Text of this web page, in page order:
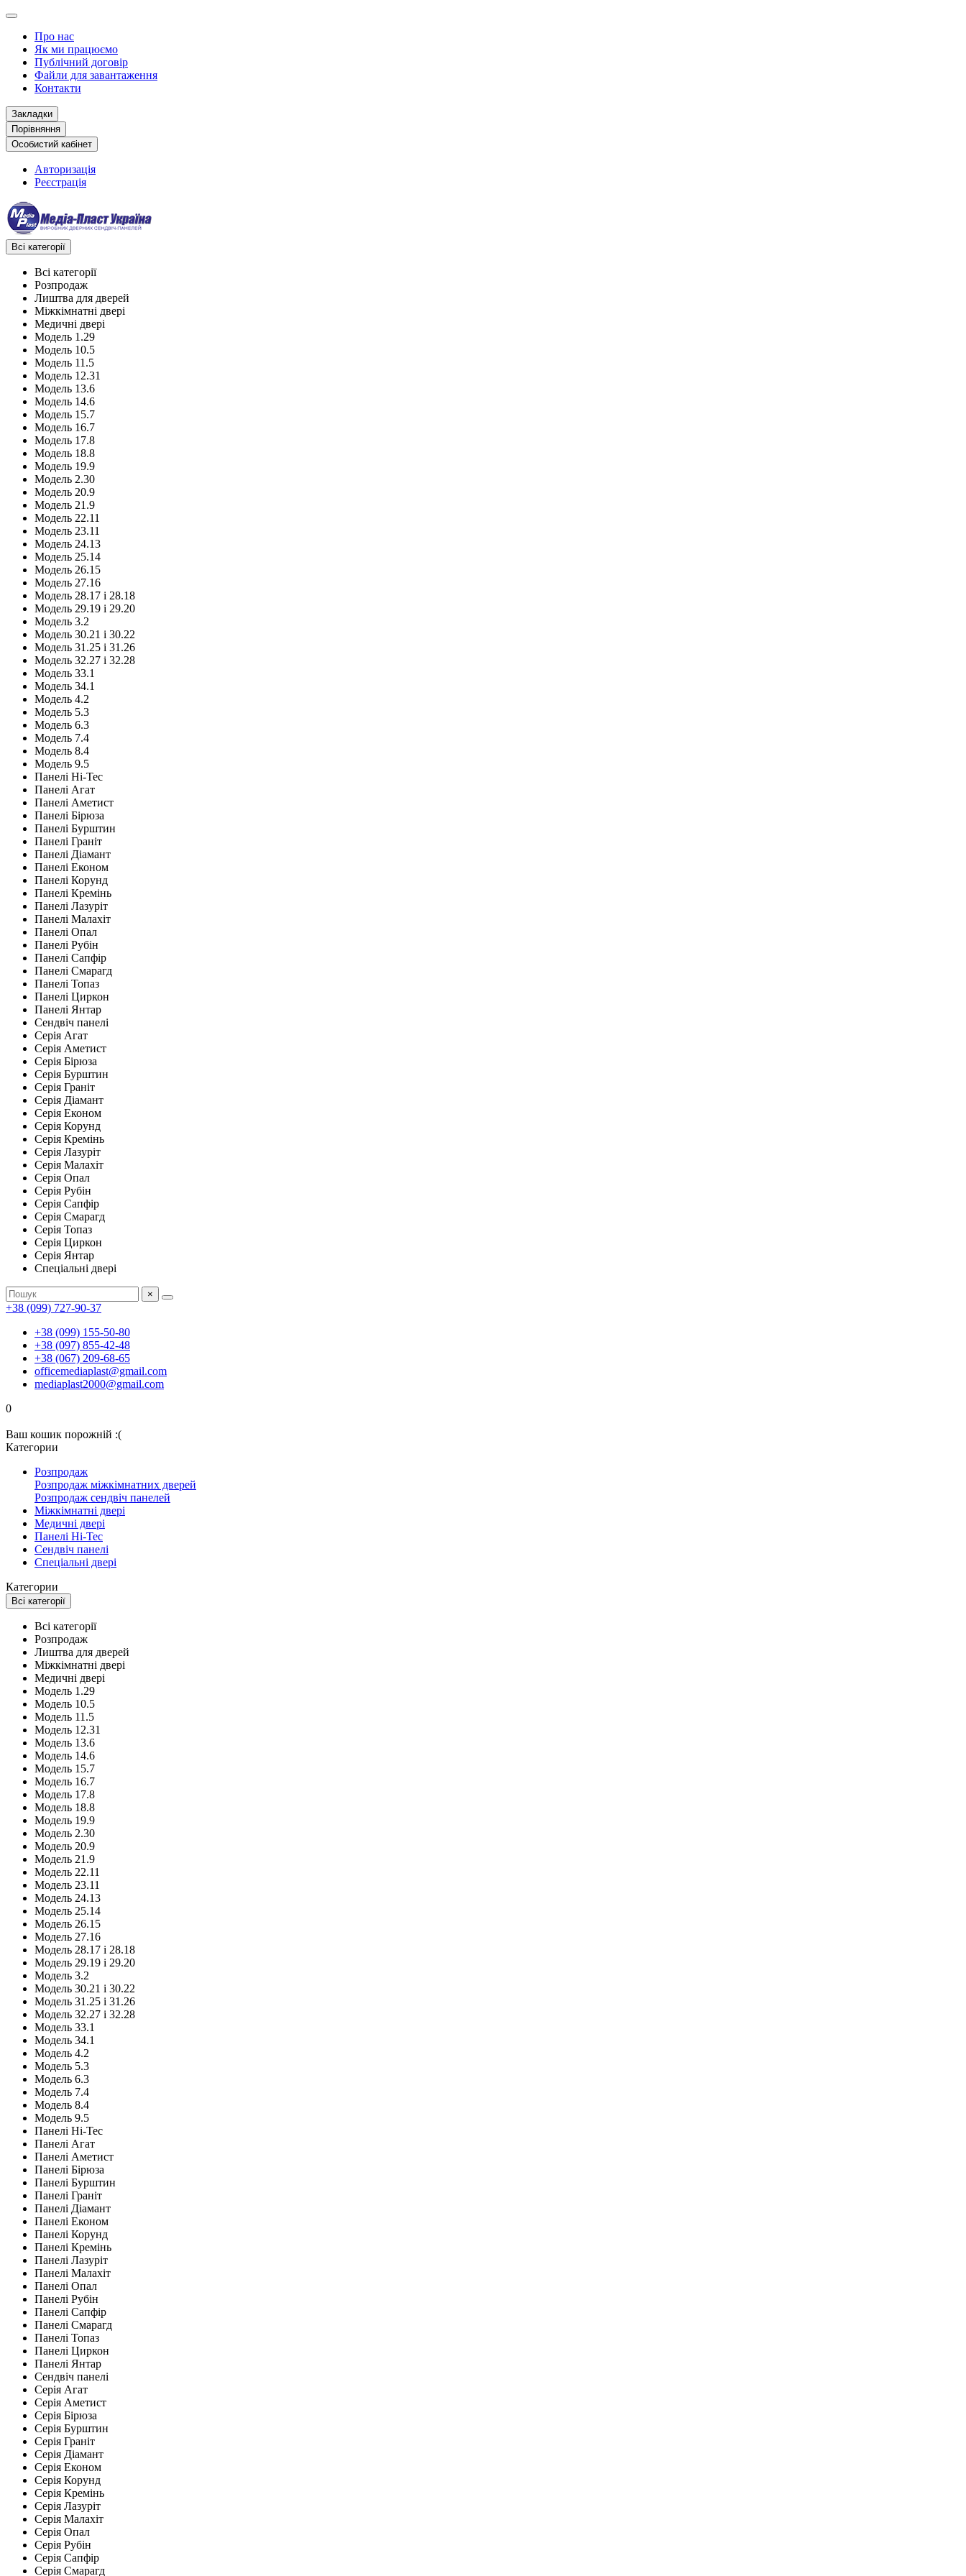
Про нас
Як ми працюємо
Публічний договір
Файли для завантаження
Контакти
Закладки
Порівняння
Особистий кабінет
Авторизація
Реєстрація
Всі категорії
Всі категорії
Розпродаж
Лиштва для дверей
Міжкімнатні двері
Медичні двері
Модель 1.29
Модель 10.5
Модель 11.5
Модель 12.31
Модель 13.6
Модель 14.6
Модель 15.7
Модель 16.7
Модель 17.8
Модель 18.8
Модель 19.9
Модель 2.30
Модель 20.9
Модель 21.9
Модель 22.11
Модель 23.11
Модель 24.13
Модель 25.14
Модель 26.15
Модель 27.16
Модель 28.17 і 28.18
Модель 29.19 і 29.20
Модель 3.2
Модель 30.21 і 30.22
Модель 31.25 і 31.26
Модель 32.27 і 32.28
Модель 33.1
Модель 34.1
Модель 4.2
Модель 5.3
Модель 6.3
Модель 7.4
Модель 8.4
Модель 9.5
Панелі Hi-Tec
Панелі Агат
Панелі Аметист
Панелі Бірюза
Панелі Бурштин
Панелі Граніт
Панелі Діамант
Панелі Економ
Панелі Корунд
Панелі Кремінь
Панелі Лазуріт
Панелі Малахіт
Панелі Опал
Панелі Рубін
Панелі Сапфір
Панелі Смарагд
Панелі Топаз
Панелі Циркон
Панелі Янтар
Сендвіч панелі
Серія Агат
Серія Аметист
Серія Бірюза
Серія Бурштин
Серія Граніт
Серія Діамант
Серія Економ
Серія Корунд
Серія Кремінь
Серія Лазуріт
Серія Малахіт
Серія Опал
Серія Рубін
Серія Сапфір
Серія Смарагд
Серія Топаз
Серія Циркон
Серія Янтар
Спеціальні двері
×
+38 (099) 727-90-37
+38 (099) 155-50-80
+38 (097) 855-42-48
+38 (067) 209-68-65
officemediaplast@gmail.com
mediaplast2000@gmail.com
0
Ваш кошик порожній :(
Категории
Розпродаж
Розпродаж міжкімнатних дверей
Розпродаж сендвіч панелей
Міжкімнатні двері
Медичні двері
Панелі Hi-Tec
Сендвіч панелі
Спеціальні двері
Категории
Всі категорії
Всі категорії
Розпродаж
Лиштва для дверей
Міжкімнатні двері
Медичні двері
Модель 1.29
Модель 10.5
Модель 11.5
Модель 12.31
Модель 13.6
Модель 14.6
Модель 15.7
Модель 16.7
Модель 17.8
Модель 18.8
Модель 19.9
Модель 2.30
Модель 20.9
Модель 21.9
Модель 22.11
Модель 23.11
Модель 24.13
Модель 25.14
Модель 26.15
Модель 27.16
Модель 28.17 і 28.18
Модель 29.19 і 29.20
Модель 3.2
Модель 30.21 і 30.22
Модель 31.25 і 31.26
Модель 32.27 і 32.28
Модель 33.1
Модель 34.1
Модель 4.2
Модель 5.3
Модель 6.3
Модель 7.4
Модель 8.4
Модель 9.5
Панелі Hi-Tec
Панелі Агат
Панелі Аметист
Панелі Бірюза
Панелі Бурштин
Панелі Граніт
Панелі Діамант
Панелі Економ
Панелі Корунд
Панелі Кремінь
Панелі Лазуріт
Панелі Малахіт
Панелі Опал
Панелі Рубін
Панелі Сапфір
Панелі Смарагд
Панелі Топаз
Панелі Циркон
Панелі Янтар
Сендвіч панелі
Серія Агат
Серія Аметист
Серія Бірюза
Серія Бурштин
Серія Граніт
Серія Діамант
Серія Економ
Серія Корунд
Серія Кремінь
Серія Лазуріт
Серія Малахіт
Серія Опал
Серія Рубін
Серія Сапфір
Серія Смарагд